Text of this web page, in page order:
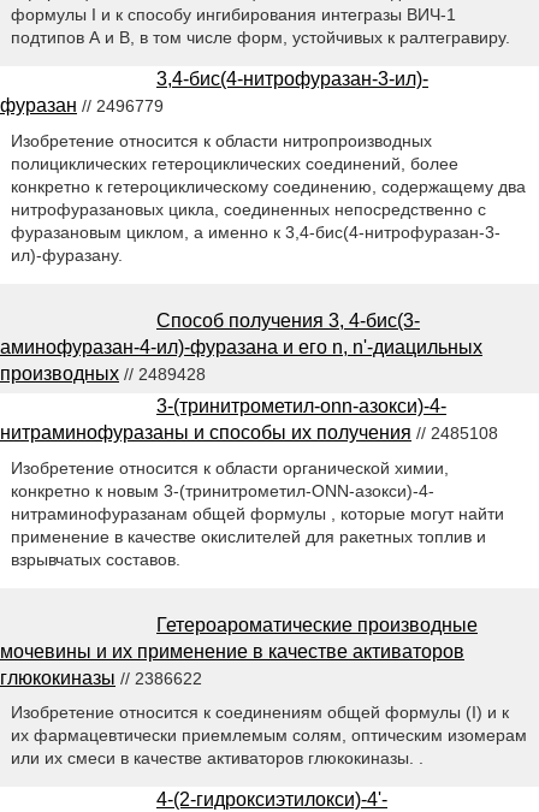
формулы I и к способу ингибирования интегразы ВИЧ-1
подтипов А и В, в том числе форм, устойчивых к ралтегравиру.
3,4-бис(4-нитрофуразан-3-ил)-
фуразан // 2496779
Изобретение относится к области нитропроизводных
полициклических гетероциклических соединений, более
конкретно к гетероциклическому соединению, содержащему два
нитрофуразановых цикла, соединенных непосредственно с
фуразановым циклом, а именно к 3,4-бис(4-нитрофуразан-3-
ил)-фуразану.
Способ получения 3, 4-бис(3-
аминофуразан-4-ил)-фуразана и его n, n'-диацильных
производных // 2489428
3-(тринитрометил-onn-азокси)-4-
нитраминофуразаны и способы их получения // 2485108
Изобретение относится к области органической химии,
конкретно к новым 3-(тринитрометил-ONN-азокси)-4-
нитраминофуразанам общей формулы , которые могут найти
применение в качестве окислителей для ракетных топлив и
взрывчатых составов.
Гетероароматические производные
мочевины и их применение в качестве активаторов
глюкокиназы // 2386622
Изобретение относится к соединениям общей формулы (I) и к
их фармацевтически приемлемым солям, оптическим изомерам
или их смеси в качестве активаторов глюкокиназы. .
4-(2-гидроксиэтилокси)-4'-